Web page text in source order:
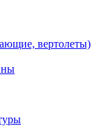
вертолеты)